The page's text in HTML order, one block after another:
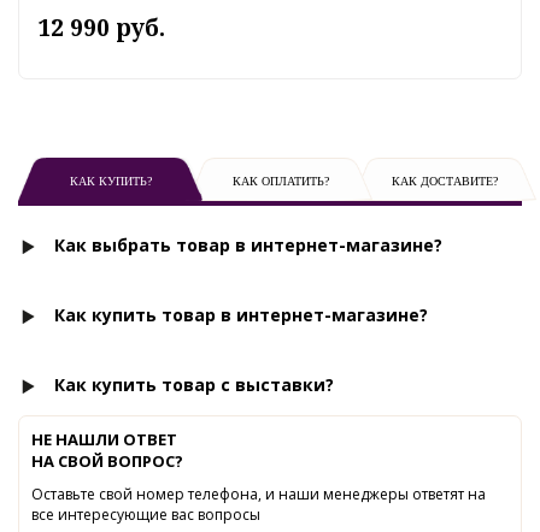
12 990 руб.
КАК КУПИТЬ? КАК ОПЛАТИТЬ? КАК ДОСТАВИТЕ?
Как выбрать товар в интернет-магазине?
Как купить товар в интернет-магазине?
Как купить товар с выставки?
НЕ НАШЛИ ОТВЕТ
НА СВОЙ ВОПРОС?
Оставьте свой номер телефона, и наши менеджеры ответят на
все интересующие вас вопросы